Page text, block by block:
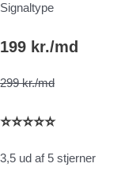
Signaltype
199 kr./md
299 kr./md
⭐⭐⭐⭐⭐
3,5 ud af 5 stjerner